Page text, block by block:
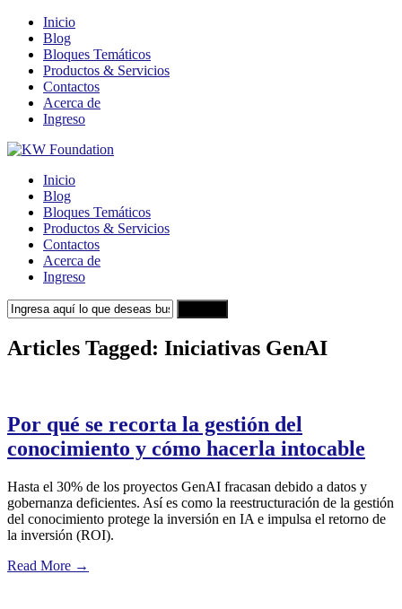
Inicio
Blog
Bloques Temáticos
Productos & Servicios
Contactos
Acerca de
Ingreso
Inicio
Blog
Bloques Temáticos
Productos & Servicios
Contactos
Acerca de
Ingreso
Articles Tagged: Iniciativas GenAI
Por qué se recorta la gestión del
conocimiento y cómo hacerla intocable
Hasta el 30% de los proyectos GenAI fracasan debido a datos y
gobernanza deficientes. Así es como la reestructuración de la gestión
del conocimiento protege la inversión en IA e impulsa el retorno de
la inversión (ROI).
Read More →